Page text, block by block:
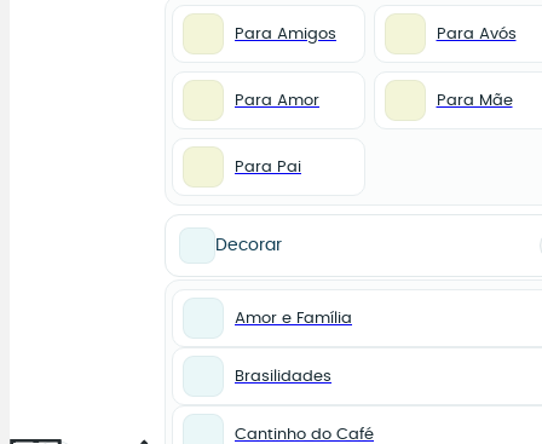
Para Amigos Para Avós
Para Amor Para Mãe
Para Pai
Decorar
Amor e Família
Brasilidades
Cantinho do Café